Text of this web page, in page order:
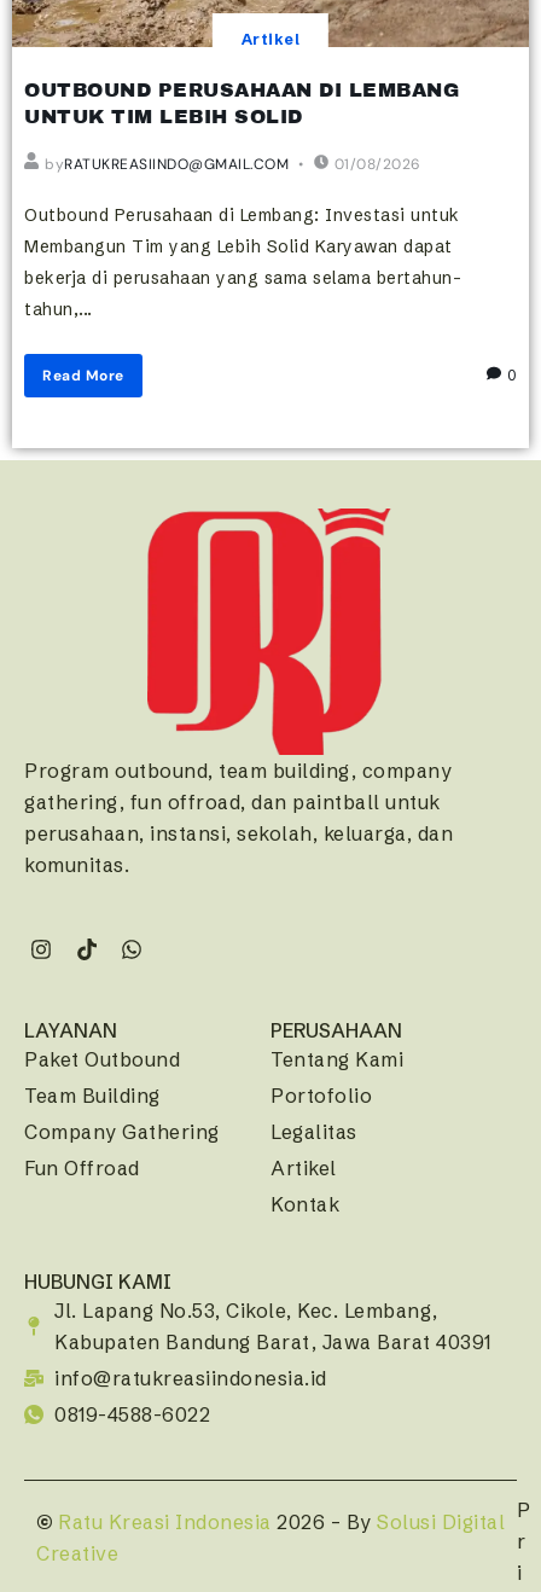
Artikel
OUTBOUND PERUSAHAAN DI LEMBANG
UNTUK TIM LEBIH SOLID
byRATUKREASIINDO@GMAIL.COM 01/08/2026
Outbound Perusahaan di Lembang: Investasi untuk
Membangun Tim yang Lebih Solid Karyawan dapat
bekerja di perusahaan yang sama selama bertahun-
tahun,...
Read More 0
Program outbound, team building, company
gathering, fun offroad, dan paintball untuk
perusahaan, instansi, sekolah, keluarga, dan
komunitas.
LAYANAN
Paket Outbound
Team Building
Company Gathering
Fun Offroad
PERUSAHAAN
Tentang Kami
Portofolio
Legalitas
Artikel
Kontak
HUBUNGI KAMI
Jl. Lapang No.53, Cikole, Kec. Lembang,
Kabupaten Bandung Barat, Jawa Barat 40391
info@ratukreasiindonesia.id
0819-4588-6022
© Ratu Kreasi Indonesia 2026 – By Solusi Digital
Creative
P
r
i